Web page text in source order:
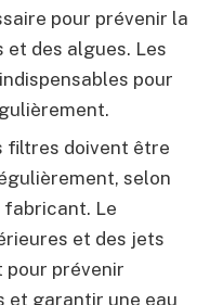
pour prévenir la
des algues. Les
pour
filtres doivent être
selon
fabricant. Le
et des jets
prévenir
et garantir une eau